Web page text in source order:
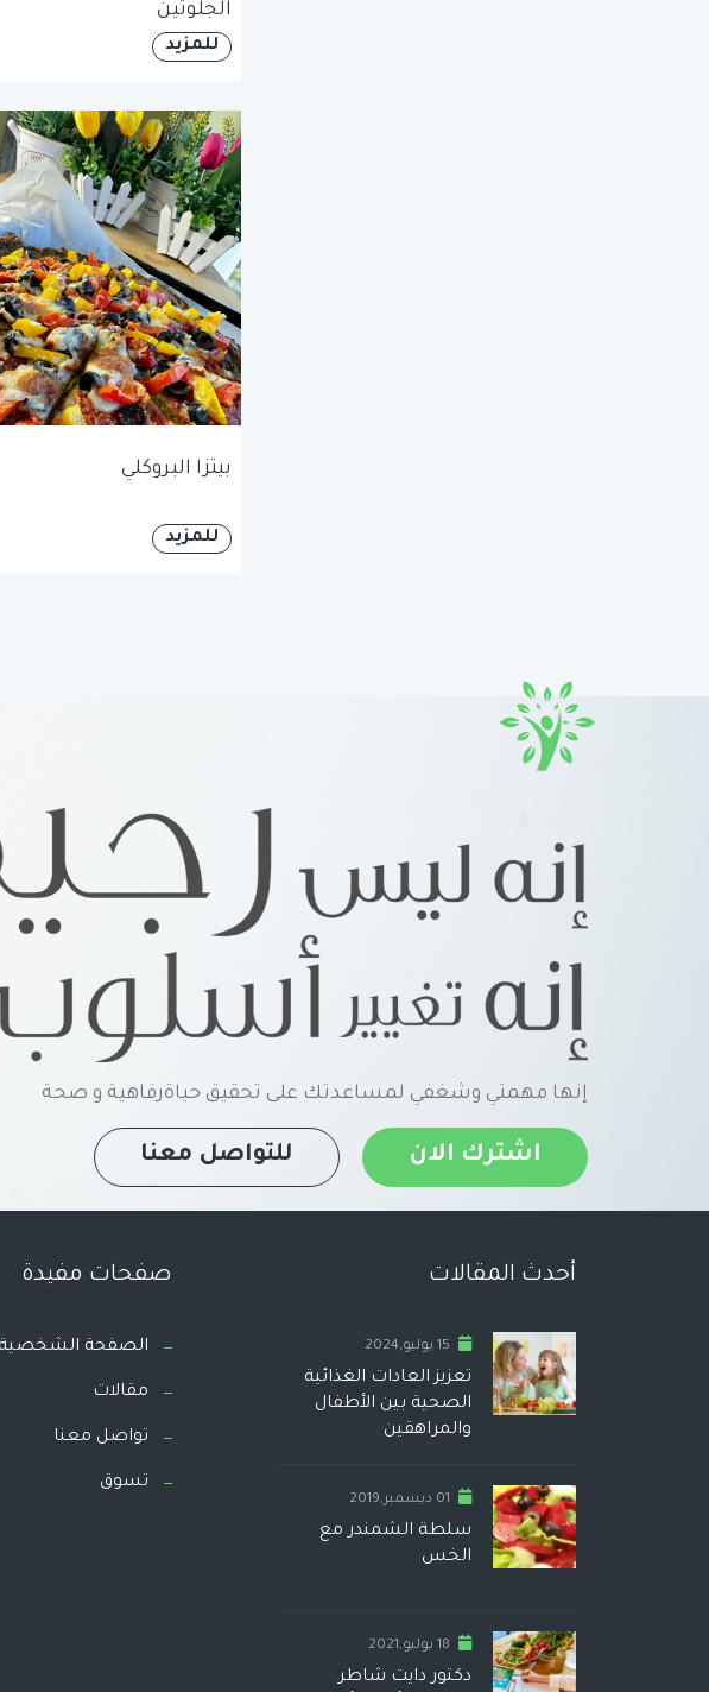
الجلوتين
للمزيد
بيتزا البروكلي
للمزيد
إنها مهمتي وشغفي لمساعدتك على تحقيق حياةرفاهية و صحة
اشترك الان للتواصل معنا
أحدث المقالات
15 يوليو,2024
تعزيز العادات الغذائية
الصحية بين الأطفال
والمراهقين
01 ديسمبر,2019
سلطة الشمندر مع
الخس
18 يوليو,2021
دكتور دايت شاطر
صفحات مفيدة
الصفحة الشخصية
مقالات
تواصل معنا
تسوق